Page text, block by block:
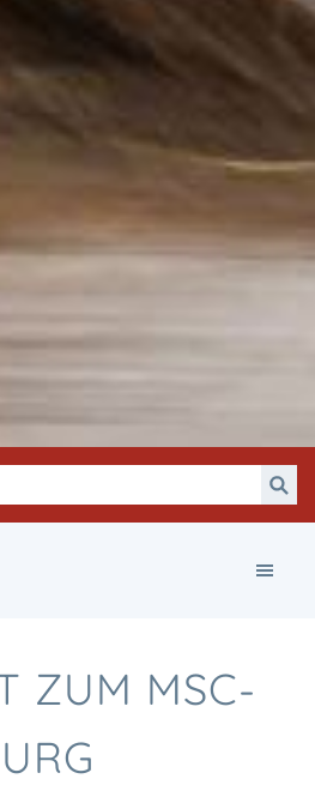
ZUM MSC-